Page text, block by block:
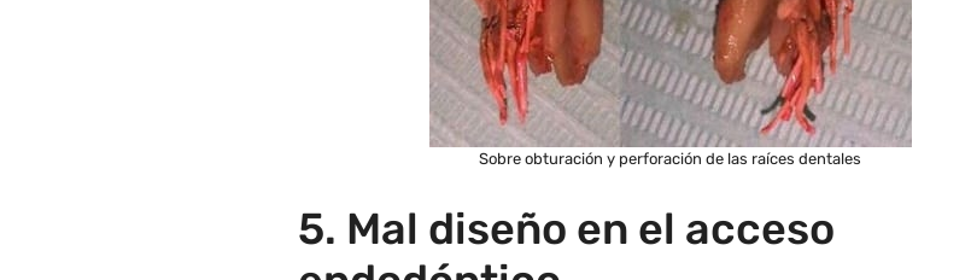
Sobre obturación y perforación de las raíces dentales
5. Mal diseño en el acceso